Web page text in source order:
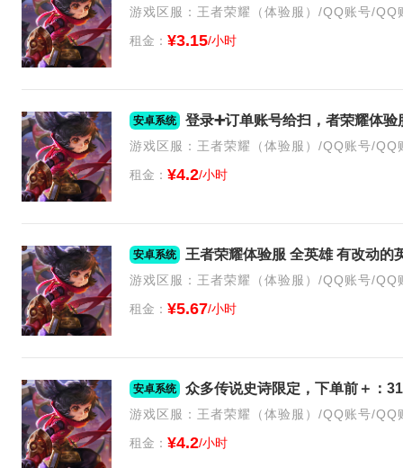
游戏区服：王者荣耀（体验服）/QQ账号/QQ
租金： ¥3.15/小时
安卓系统
游戏区服：王者荣耀（体验服）/QQ账号/QQ
租金： ¥4.2/小时
安卓系统 王者荣耀体验服 全英雄 有改动的
游戏区服：王者荣耀（体验服）/QQ账号/QQ
租金： ¥5.67/小时
安卓系统 众多传说史诗限定，下单前＋
游戏区服：王者荣耀（体验服）/QQ账号/QQ
租金： ¥4.2/小时